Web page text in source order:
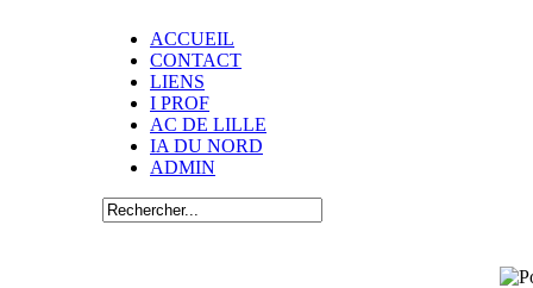
ACCUEIL
CONTACT
LIENS
I PROF
AC DE LILLE
IA DU NORD
ADMIN